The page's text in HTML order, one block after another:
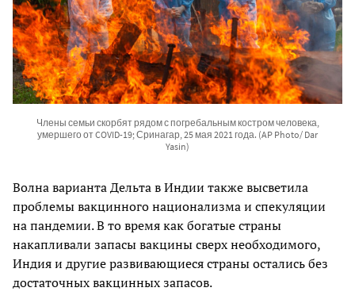
Члены семьи скорбят рядом с погребальным костром человека,
умершего от COVID-19; Сринагар, 25 мая 2021 года. (AP Photo/ Dar
Yasin)
Волна варианта Дельта в Индии также высветила
проблемы вакцинного национализма и спекуляции
на пандемии. В то время как богатые страны
накапливали запасы вакцины сверх необходимого,
Индия и другие развивающиеся страны остались без
достаточных вакцинных запасов.